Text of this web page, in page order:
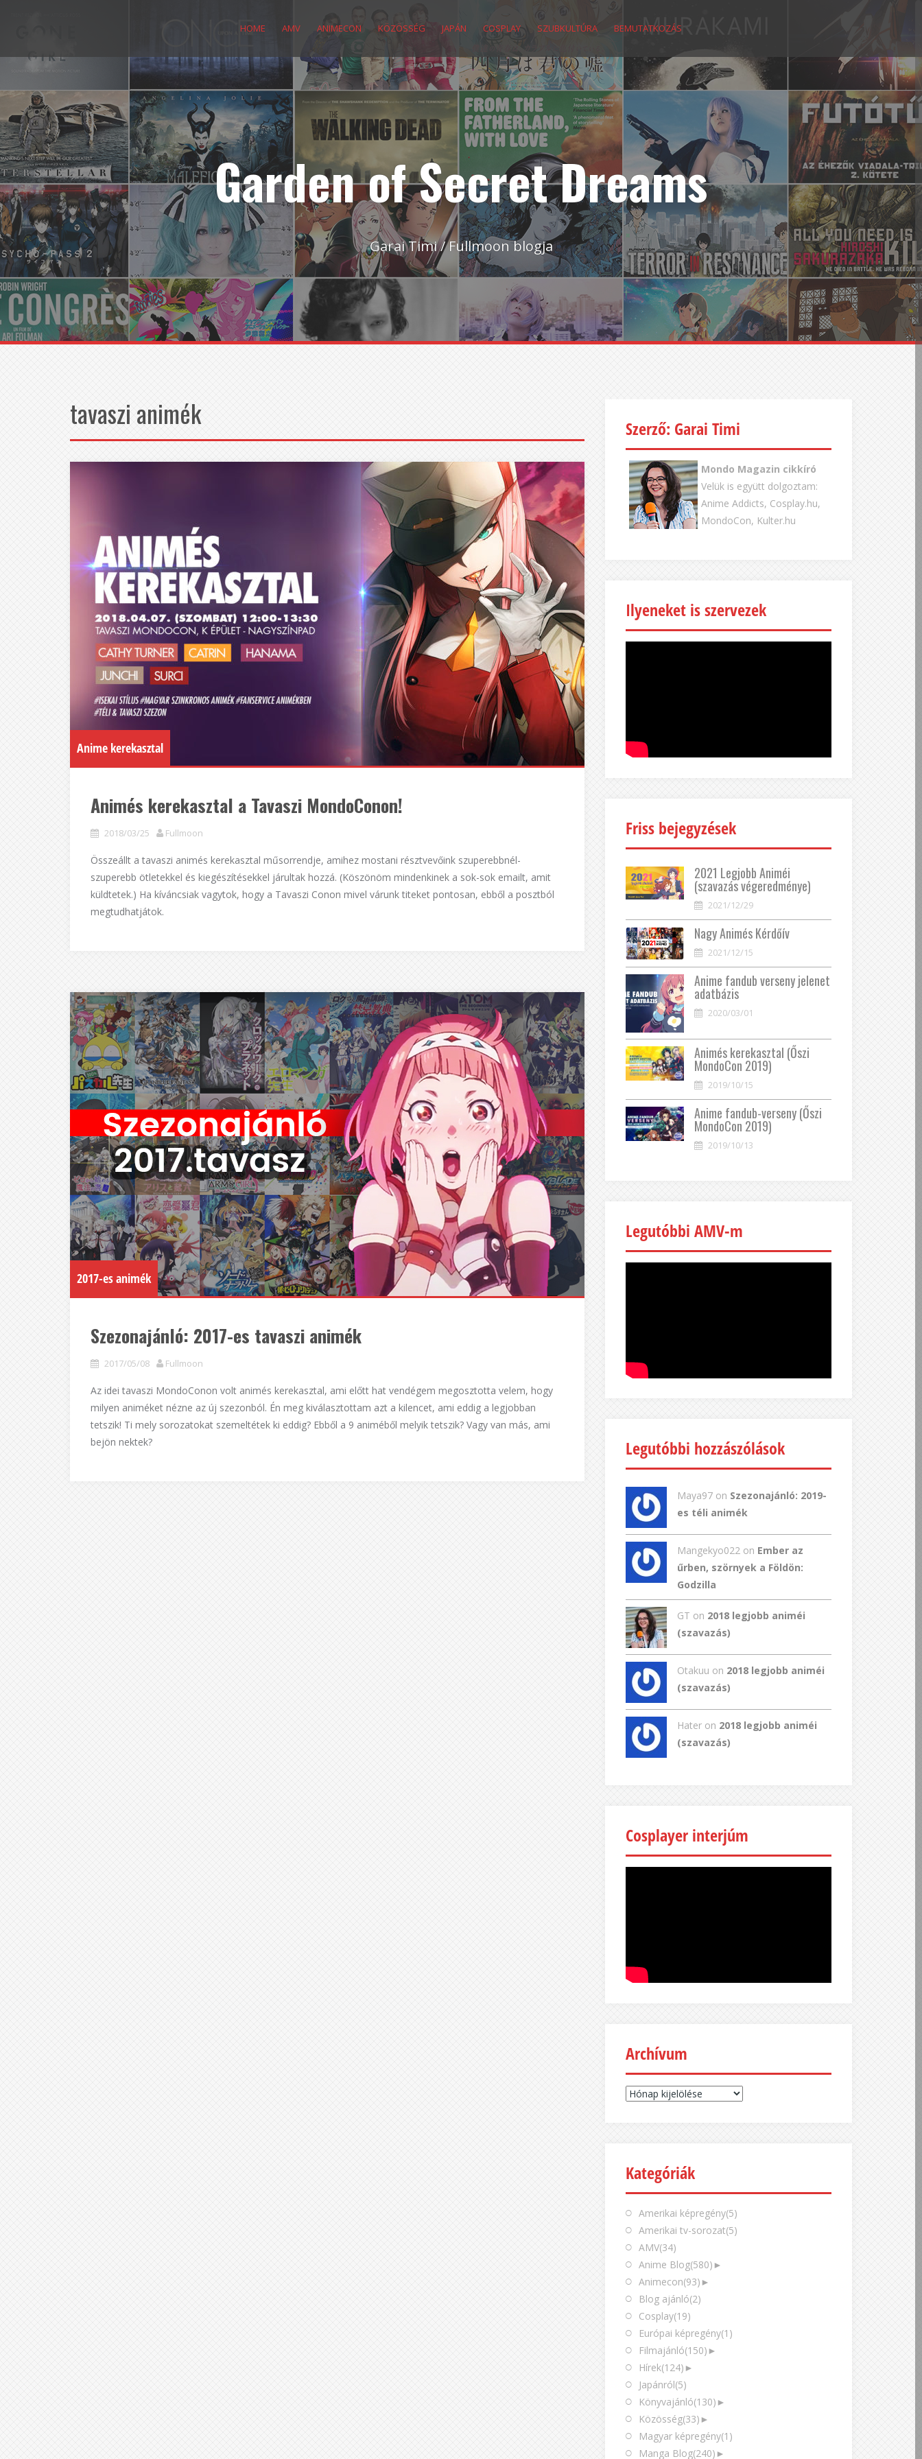
HOME AMV ANIMECON KÖZÖSSÉG JAPÁN COSPLAY SZUBKULTÚRA BEMUTATKOZÁS
Garden of Secret Dreams
Garai Timi / Fullmoon blogja
tavaszi animék
Anime kerekasztal
Animés kerekasztal a Tavaszi MondoConon!
2018/03/25 Fullmoon
Összeállt a tavaszi animés kerekasztal műsorrendje, amihez mostani résztvevőink szuperebbnél-
szuperebb ötletekkel és kiegészítésekkel járultak hozzá. (Köszönöm mindenkinek a sok-sok emailt, amit
küldtetek.) Ha kíváncsiak vagytok, hogy a Tavaszi Conon mivel várunk titeket pontosan, ebből a posztból
megtudhatjátok.
2017-es animék
Szezonajánló: 2017-es tavaszi animék
2017/05/08 Fullmoon
Az idei tavaszi MondoConon volt animés kerekasztal, ami előtt hat vendégem megosztotta velem, hogy
milyen animéket nézne az új szezonból. Én meg kiválasztottam azt a kilencet, ami eddig a legjobban
tetszik! Ti mely sorozatokat szemeltétek ki eddig? Ebből a 9 animéből melyik tetszik? Vagy van más, ami
bejön nektek?
Szerző: Garai Timi
Mondo Magazin cikkíró
Velük is együtt dolgoztam:
Anime Addicts, Cosplay.hu,
MondoCon, Kulter.hu
Ilyeneket is szervezek
Friss bejegyzések
2021 Legjobb Animéi
(szavazás végeredménye)
2021/12/29
Nagy Animés Kérdőív
2021/12/15
Anime fandub verseny jelenet
adatbázis
2020/03/01
Animés kerekasztal (Őszi
MondoCon 2019)
2019/10/15
Anime fandub-verseny (Őszi
MondoCon 2019)
2019/10/13
Legutóbbi AMV-m
Legutóbbi hozzászólások
Maya97 on Szezonajánló: 2019-
es téli animék
Mangekyo022 on Ember az
űrben, szörnyek a Földön:
Godzilla
GT on 2018 legjobb animéi
(szavazás)
Otakuu on 2018 legjobb animéi
(szavazás)
Hater on 2018 legjobb animéi
(szavazás)
Cosplayer interjúm
Archívum
Archívum
Kategóriák
Amerikai képregény(5)
Amerikai tv-sorozat(5)
AMV(34)
Anime Blog(580) ►
Animecon(93) ►
Blog ajánló(2)
Cosplay(19)
Európai képregény(1)
Filmajánló(150) ►
Hírek(124) ►
Japánról(5)
Könyvajánló(130) ►
Közösség(33) ►
Magyar képregény(1)
Manga Blog(240) ►